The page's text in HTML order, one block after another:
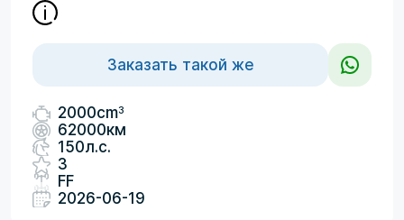
Заказать такой же
2000cm3
62000км
150л.с.
3
FF
2026-06-19